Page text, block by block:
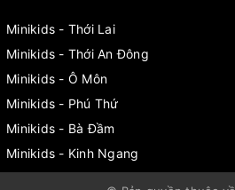
Minikids - Thới Lai
Minikids - Thới An Đông
Minikids - Ô Môn
Minikids - Phú Thứ
Minikids - Bà Đầm
Minikids - Kinh Ngang